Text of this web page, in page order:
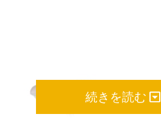
続きを読む